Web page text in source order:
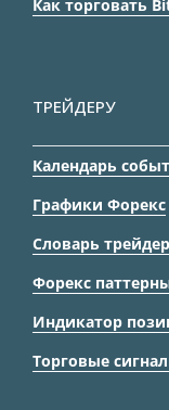
Как торговать
ТРЕЙДЕРУ
Календарь
Графики Форекс
Словарь
Форекс
Индикатор
Торговые